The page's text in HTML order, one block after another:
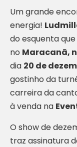
Um grande
energia!
do esquenta que
no Maracanã,
dia 20 de
gostinho da
carreira da
à venda na
O show de
traz assinatura